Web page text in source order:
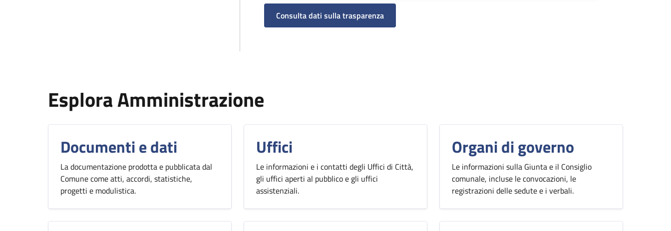
Consulta dati sulla trasparenza
Esplora Amministrazione
Documenti e dati
La documentazione prodotta e pubblicata dal
Comune come atti, accordi, statistiche,
progetti e modulistica.
Uffici
Le informazioni e i contatti degli Uffici di Città,
gli uffici aperti al pubblico e gli uffici
assistenziali.
Organi di governo
Le informazioni sulla Giunta e il Consiglio
comunale, incluse le convocazioni, le
registrazioni delle sedute e i verbali.